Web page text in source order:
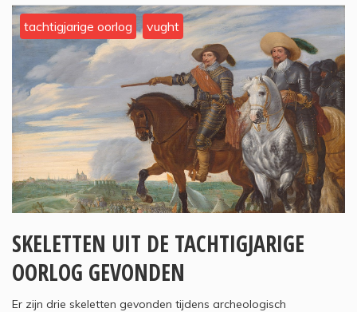
tachtigjarige oorlog vught
SKELETTEN UIT DE TACHTIGJARIGE
OORLOG GEVONDEN
Er zijn drie skeletten gevonden tijdens archeologisch